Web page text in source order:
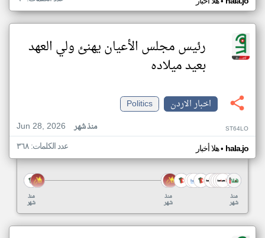
رئيس مجلس الأعيان يهنئ ولي العهد
بعيد ميلاده
اخبار الاردن
Politics
Jun 28, 2026
منذ شهر ST64LO
هلا أخبار• hala.jo عدد الكلمات: ٣٦٨
منذ
شهر
منذ
شهر
منذ
شهر